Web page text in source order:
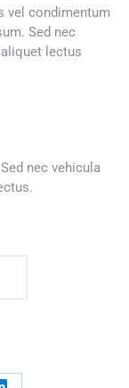
vel condimentum
Sed nec
lectus
nec vehicula